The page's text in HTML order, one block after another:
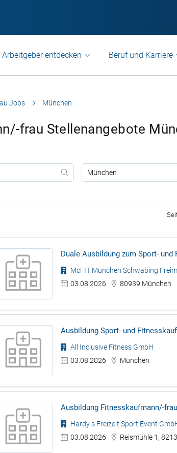
Arbeitgeber entdecken Beruf und Karriere
Jobs München
frau Stellenangebote
Duale Ausbildung zum Sport-
McFIT München Schwabing
03.08.2026
80939 München
Ausbildung Sport- und
All Inclusive Fitness GmbH
03.08.2026
München
Ausbildung Fitnesskaufmann/-
Hardy s Freizeit Sport Event
03.08.2026
Reismühle 1,